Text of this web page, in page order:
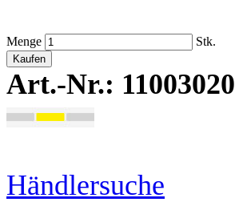
Menge Stk.
Kaufen
Art.-Nr.: 11003020
Händlersuche